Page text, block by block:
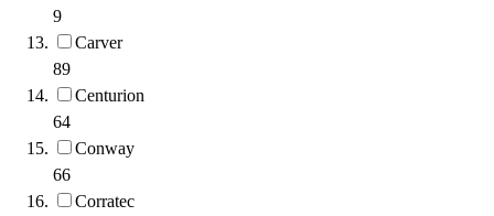
9
Carver
89
Centurion
64
Conway
66
Corratec